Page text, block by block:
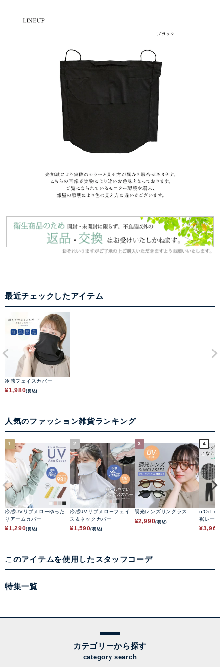
最近チェックしたアイテム
冷感フェイスカバー
¥1,980(税込)
人気のファッション雑貨ランキング
1
冷感UVリブメローゆった
りアームカバー
¥1,290(税込)
2
冷感UVリブメローフェイ
ス＆ネックカバー
¥1,590(税込)
3
調光レンズサングラス
¥2,990(税込)
4
裾レー
¥3,960
このアイテムを使用したスタッフコーデ
特集一覧
カテゴリーから探す
category search